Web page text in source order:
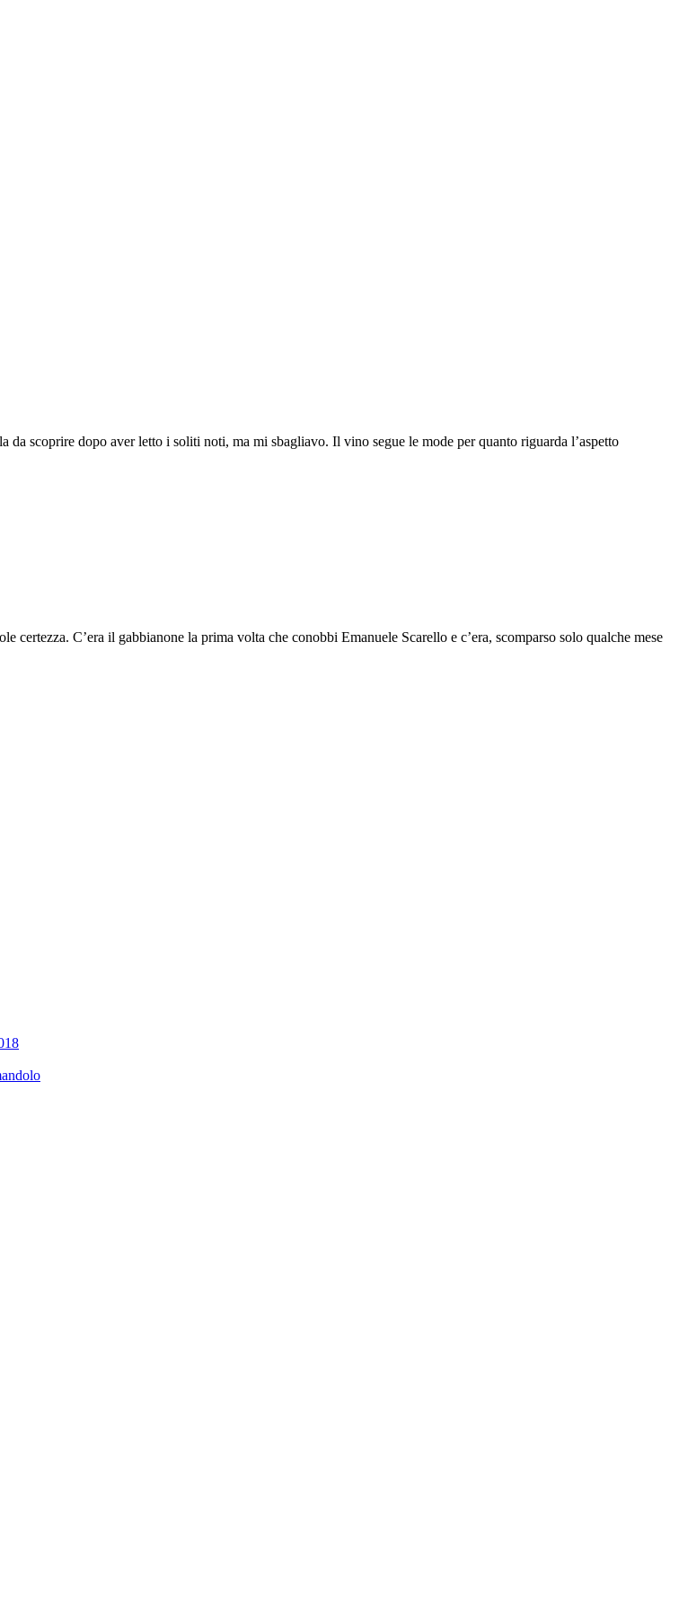
scoprire dopo aver letto i soliti noti, ma mi sbagliavo. Il vino segue le mode per quanto riguarda l’aspetto
certezza. C’era il gabbianone la prima volta che conobbi Emanuele Scarello e c’era, scomparso solo qualche mese